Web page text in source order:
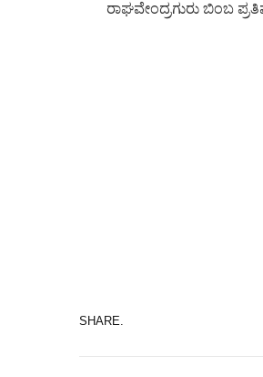
ರಾಘವೇಂದ್ರಗುರು ಬಿಂಬ
SHARE.